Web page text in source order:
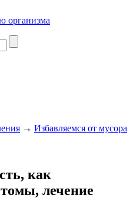
организма
→ Избавляемся от мусора
как
лечение